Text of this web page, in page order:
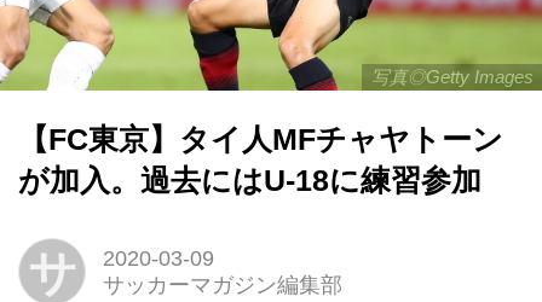
写真◎Getty Images
【FC東京】タイ人MFチャヤトーン
が加入。過去にはU-18に練習参加
サ
2020-03-09
サッカーマガジン編集部